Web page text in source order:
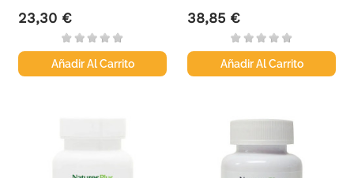
Precio
23,30 €
Añadir Al Carrito
Precio
38,85 €
Añadir Al Carrito